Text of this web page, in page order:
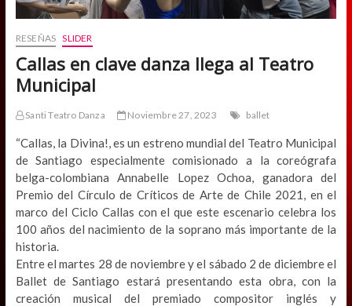
RESEÑAS SLIDER
Callas en clave danza llega al Teatro
Municipal
Santi Teatro Danza Noviembre 27, 2023 ballet
“Callas, la Divina!, es un estreno mundial del Teatro Municipal
de Santiago especialmente comisionado a la coreógrafa
belga-colombiana Annabelle Lopez Ochoa, ganadora del
Premio del Círculo de Críticos de Arte de Chile 2021, en el
marco del Ciclo Callas con el que este escenario celebra los
100 años del nacimiento de la soprano más importante de la
historia.
Entre el martes 28 de noviembre y el sábado 2 de diciembre el
Ballet de Santiago estará presentando esta obra, con la
creación musical del premiado compositor inglés y